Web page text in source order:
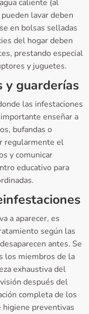
caliente (al
lavar deben
en bolsas selladas
del hogar deben
prestando especial
y juguetes.
y guarderías
las infestaciones
enseñar a
bufandas o
regularmente el
y comunicar
educativo para
a aparecer, es
según las
antes. Se
los miembros de la
exhaustiva del
después del
completa de los
higiene preventivas